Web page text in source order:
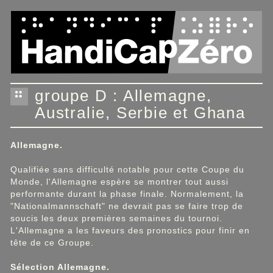
groupe D : Allemagne,
Australie, Serbie et Ghana
Allemagne.
Qualifiée sans difficulté notable pour cette Coupe du
Monde, l'Allemagne espère se montrer tout aussi
performante durant la phase finale. Normalement, la
"Nationalmannschaft" ne devrait pas se faire trop de
soucis les deux premières semaines du tournoi.
L'Allemagne a les faveurs des pronostics pour finir en
tête de ce Groupe.
Sélection Allemagne.